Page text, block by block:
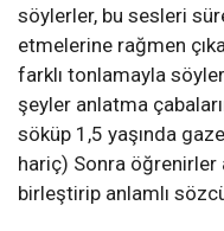
söylerler, bu sesleri
etmelerine rağmen
farklı tonlamayla
şeyler anlatma
söküp 1,5 yaşında
hariç) Sonra öğrenirler
birleştirip anlamlı